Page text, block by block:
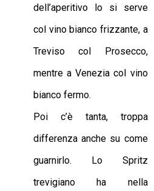
dell’aperitivo lo si serve
col vino bianco frizzante, a
Treviso col Prosecco,
mentre a Venezia col vino
bianco fermo.
Poi c’è tanta, troppa
differenza anche su come
guarnirlo. Lo Spritz
trevigiano ha nella